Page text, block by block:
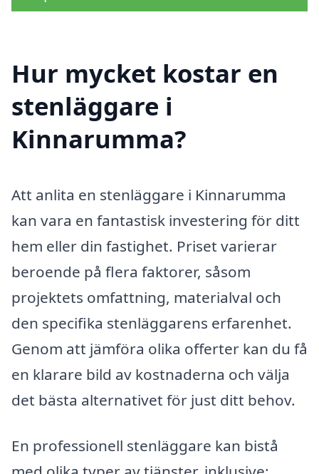
Hur mycket kostar en
stenläggare i
Kinnarumma?
Att anlita en stenläggare i Kinnarumma
kan vara en fantastisk investering för ditt
hem eller din fastighet. Priset varierar
beroende på flera faktorer, såsom
projektets omfattning, materialval och
den specifika stenläggarens erfarenhet.
Genom att jämföra olika offerter kan du få
en klarare bild av kostnaderna och välja
det bästa alternativet för just ditt behov.
En professionell stenläggare kan bistå